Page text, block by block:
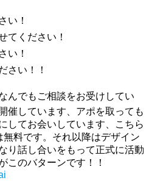
い！
てください！
い！
さい！！
んでもご相談をお受けしてい
催しています、アポを取っても
してお会いしています、こちら
料です。それ以降はデザイン
り話し合いをもって正式に活動
このバターンです！！